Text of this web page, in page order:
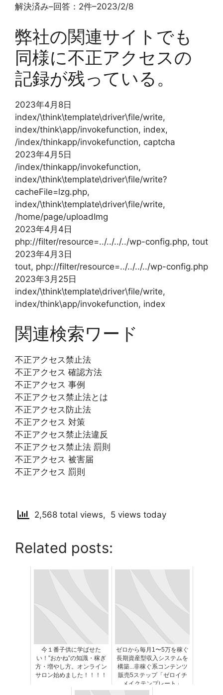
解決済み–回答：2件–2023/2/8
弊社の関連サイトでも
同様に不正アクセスの
記録が残っている。
2023年4月8日
index/\think\template\driver\file/write,
index/think\app/invokefunction, index,
/index/thinkapp/invokefunction, captcha
2023年4月5日
/index/thinkapp/invokefunction,
index/\think\template\driver\file/write?
cacheFile=lzg.php,
index/\think\template\driver\file/write,
/home/page/uploadImg
2023年4月4日
php://filter/resource=../../../../wp-config.php, tout
2023年4月3日
tout, php://filter/resource=../../../../wp-config.php
2023年3月25日
index/\think\template\driver\file/write,
index/think\app/invokefunction, index
関連検索ワード
不正アクセス禁止法
不正アクセス 確認方法
不正アクセス 事例
不正アクセス禁止法とは
不正アクセス防止法
不正アクセス 対策
不正アクセス禁止法違反
不正アクセス禁止法 罰則
不正アクセス 被害届
不正アクセス 罰則
2,568 total views, 5 views today
Related posts:
今１番子供に学ばせた
い！”おかね”の知識・稼ぎ
方・増やし方。オンライン
サロン始めました！！！！
ゼロから毎月1〜5万を稼ぐ
長期資産型収入システムを
構築...非稼ぐ系コンテンツ
販売5ステップ「ゼロイチ
メイクテンプレート」